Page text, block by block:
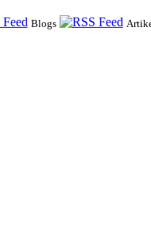
Blogs